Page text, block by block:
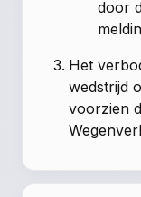
door
Het
wedstrijd
voorzien